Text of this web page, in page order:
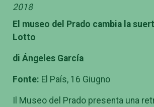
2018
El museo del Prado cambia la
Lotto
di Ángeles García
Fonte: El País, 16 Giugno
Il Museo del Prado presenta una